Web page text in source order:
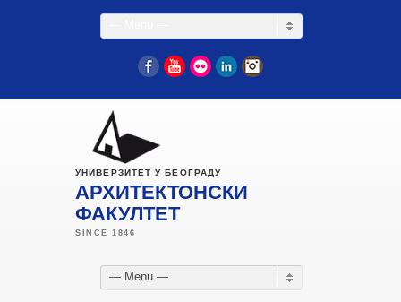
FacebookYouTube
Flickr LinkedIn
УНИВЕРЗИТЕТ У БЕОГРАДУ
АРХИТЕКТОНСКИ
ФАКУЛТЕТ
— Menu —